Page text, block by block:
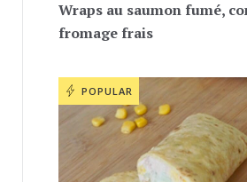
Wraps au saumon fumé,
fromage frais
POPULAR